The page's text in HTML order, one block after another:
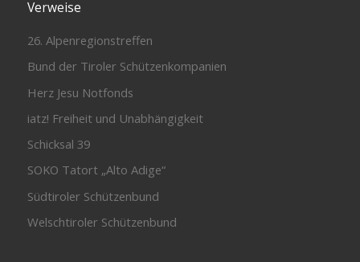
Verweise
26. Alpenregionstreffen
Bund der Tiroler Schützenkompanien
Herz Jesu Notfonds
iatz! Freiheit und Unabhängigkeit
Schicksal 39
SOKO Tatort „Alto Adige“
Südtiroler Schützenbund
Welschtiroler Schützenbund